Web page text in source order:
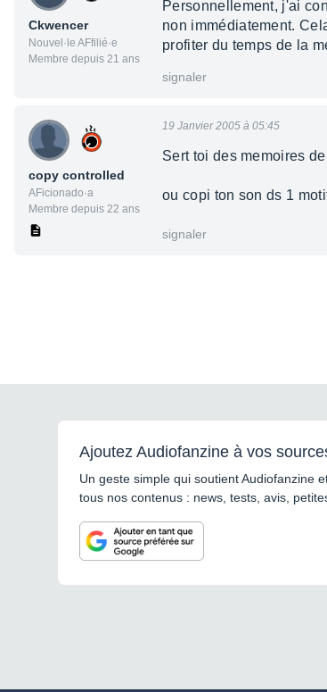
Ckwencer
Nouvel·le AFfilié·e
Membre depuis 21 ans
Personnellement, j'ai
non immédiatement.
profiter du temps de la
signaler
copy controlled
AFicionado·a
Membre depuis 22 ans
19 Janvier 2005 à 05:45
Sert toi des memoires
ou copi ton son ds 1
signaler
Ajoutez Audiofanzine à vos
Un geste simple qui soutient Audiofanzine
tous nos contenus : news, tests, avis,